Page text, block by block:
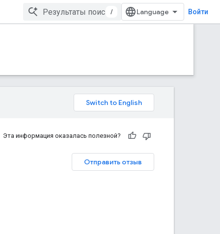
/ Войти
Эта информация оказалась полезной?
Отправить отзыв